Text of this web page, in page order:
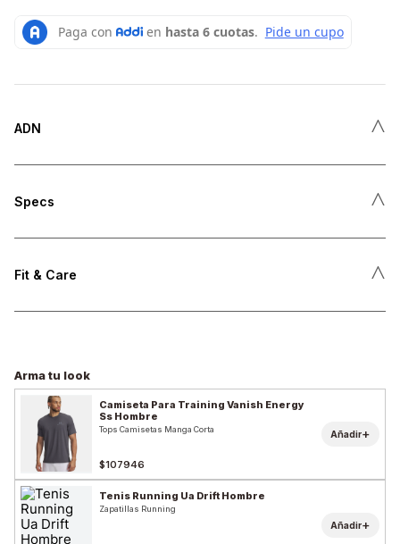
ADN ˄
Specs ˄
Fit & Care ˄
Arma tu look
Camiseta Para Training Vanish Energy
Ss Hombre
Tops Camisetas Manga Corta
$107946
Añadir+
Tenis Running Ua Drift Hombre
Zapatillas Running
Añadir+